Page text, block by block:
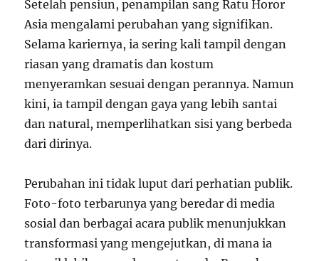
Setelah pensiun, penampilan sang Ratu Horor
Asia mengalami perubahan yang signifikan.
Selama kariernya, ia sering kali tampil dengan
riasan yang dramatis dan kostum
menyeramkan sesuai dengan perannya. Namun
kini, ia tampil dengan gaya yang lebih santai
dan natural, memperlihatkan sisi yang berbeda
dari dirinya.
Perubahan ini tidak luput dari perhatian publik.
Foto-foto terbarunya yang beredar di media
sosial dan berbagai acara publik menunjukkan
transformasi yang mengejutkan, di mana ia